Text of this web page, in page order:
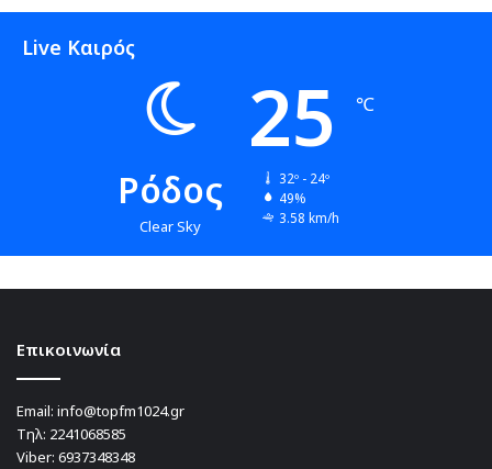
Live Καιρός
Ρόδος
Clear Sky
25 ℃
32º - 24º
49%
3.58 km/h
Επικοινωνία
Email: info@topfm1024.gr
Τηλ: 2241068585
Viber: 6937348348